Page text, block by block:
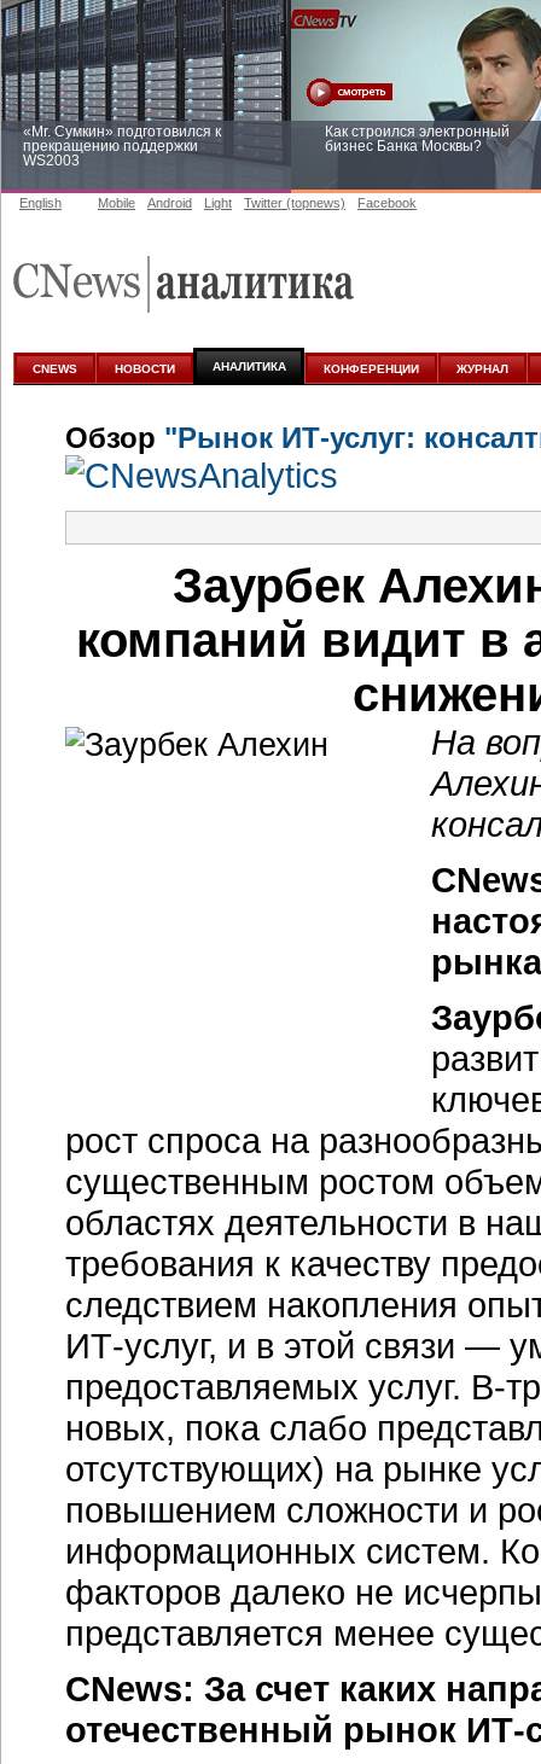
«Mr. Сумкин» подготовился к
прекращению поддержки
WS2003
Как строился электронный
бизнес Банка Москвы?
аналитике
English Mobile Android Light Twitter (topnews) Facebook
CNEWS НОВОСТИ АНАЛИТИКА КОНФЕРЕНЦИИ ЖУРНАЛ
Обзор "Рынок ИТ-услуг:
Заурбек
компаний видит в
На
рост спроса на
существенным ростом
областях деятельности в
требования к качеству
следствием накопления
ИТ-услуг, и в этой связи —
предоставляемых услуг. В-
новых, пока слабо
отсутствующих) на рынке
повышением сложности и
информационных систем.
факторов далеко не
представляется менее
CNews: За счет каких
отечественный рынок ИТ-